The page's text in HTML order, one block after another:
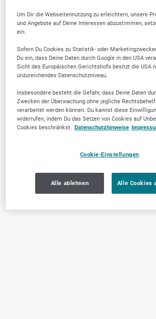
Um Dir die Webseitennutzung zu erleichtern, unsere
und Angebote auf Deine Interessen abzustimmen,
ein.
Sofern Du Cookies zu Statistik- oder
Du ein, dass Deine Daten durch Google in den USA
Sicht des Europäischen Gerichtshofs besitzt die USA
unzureichendes Datenschutzniveau.
Insbesondere besteht die Gefahr, dass Deine Daten
Zwecken der Überwachung ohne jegliche
verarbeitet werden können. Du kannst diese
widerrufen, indem Du das Setzen von Cookies auf
Cookies beschränkst. Datenschutzhinweise
Cookie-Einstellungen
Alle ablehnen Alle Cookies